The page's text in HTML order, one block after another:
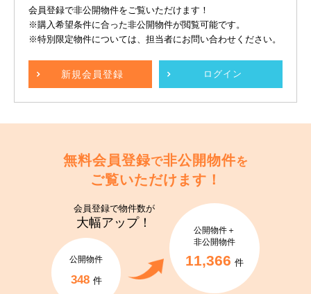
会員登録で非公開物件をご覧いただけます！
※購入希望条件に合った非公開物件が閲覧可能です。
※特別限定物件については、担当者にお問い合わせください。
新規会員登録 ログイン
無料会員登録で非公開物件を
ご覧いただけます！
会員登録で物件数が
大幅アップ！
公開物件
348 件
公開物件＋
非公開物件
11,366 件